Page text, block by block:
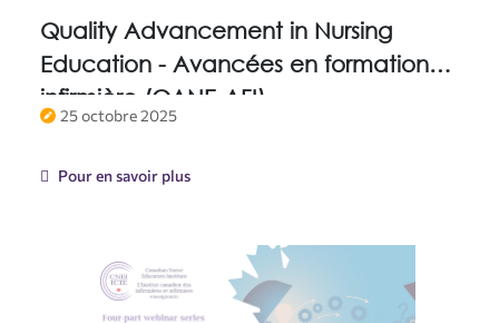
Quality Advancement in Nursing
Education - Avancées en formation
infirmière (QANE-AFI)
25 octobre 2025
Pour en savoir plus